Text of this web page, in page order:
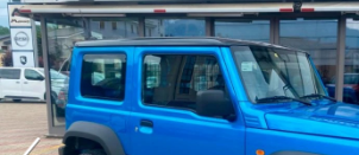
ASSISTENZA
SERVIZI